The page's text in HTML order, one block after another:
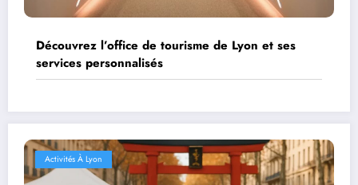
Découvrez l’office de tourisme de Lyon et ses
services personnalisés
Activités À Lyon